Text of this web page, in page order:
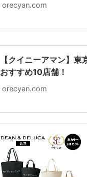
orecyan.com
【クイニーアマン】東
おすすめ10店舗！
orecyan.com